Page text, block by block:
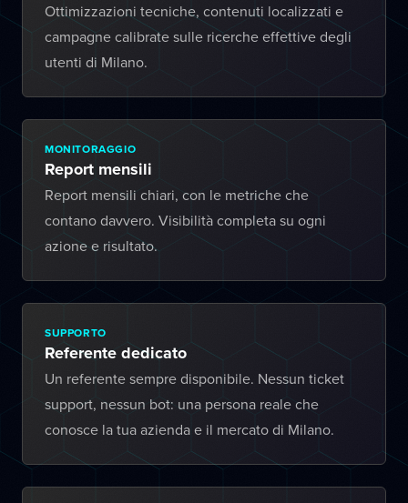
Ottimizzazioni tecniche, contenuti localizzati e
campagne calibrate sulle ricerche effettive degli
utenti di Milano.
MONITORAGGIO
Report mensili
Report mensili chiari, con le metriche che
contano davvero. Visibilità completa su ogni
azione e risultato.
SUPPORTO
Referente dedicato
Un referente sempre disponibile. Nessun ticket
support, nessun bot: una persona reale che
conosce la tua azienda e il mercato di Milano.